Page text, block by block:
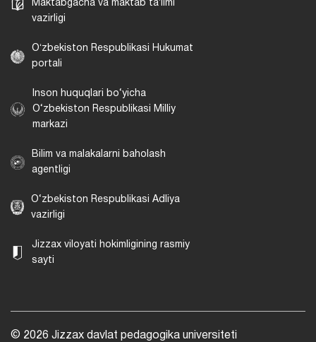
Maktabgacha va maktab taʼlimi
vazirligi
Oʻzbekiston Respublikasi Hukumat
portali
Inson huquqlari bo‘yicha
O‘zbekiston Respublikasi Milliy
markazi
Bilim va malakalarni baholash
agentligi
O‘zbekiston Respublikasi Adliya
vazirligi
Jizzax viloyati hokimligining rasmiy
sayti
© 2026 Jizzax davlat pedagogika universiteti